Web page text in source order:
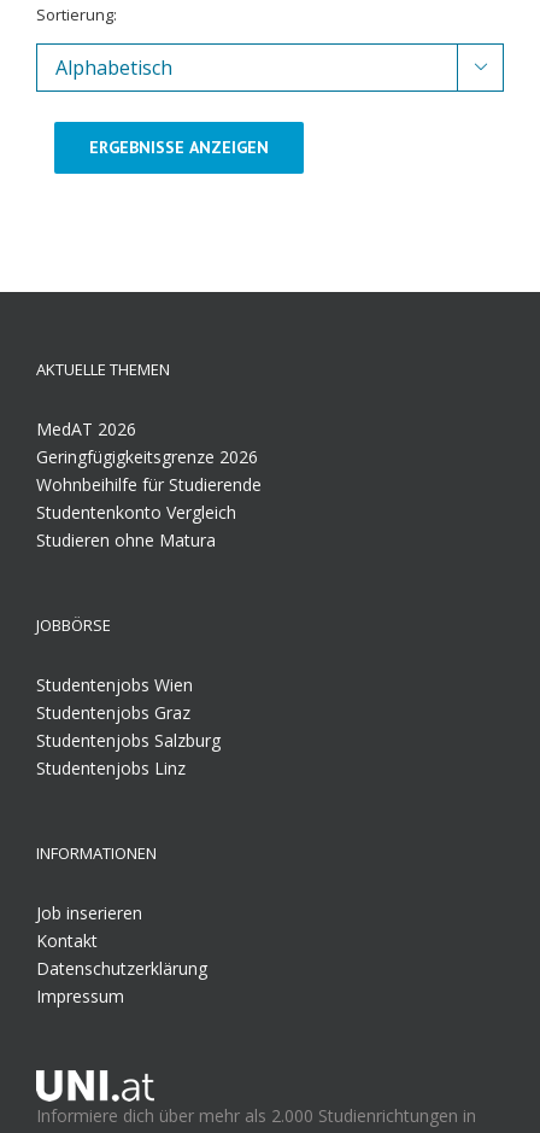
Sortierung:

ERGEBNISSE ANZEIGEN
AKTUELLE THEMEN
MedAT 2026
Geringfügigkeitsgrenze 2026
Wohnbeihilfe für Studierende
Studentenkonto Vergleich
Studieren ohne Matura
JOBBÖRSE
Studentenjobs Wien
Studentenjobs Graz
Studentenjobs Salzburg
Studentenjobs Linz
INFORMATIONEN
Job inserieren
Kontakt
Datenschutzerklärung
Impressum
Informiere dich über mehr als 2.000 Studienrichtungen in